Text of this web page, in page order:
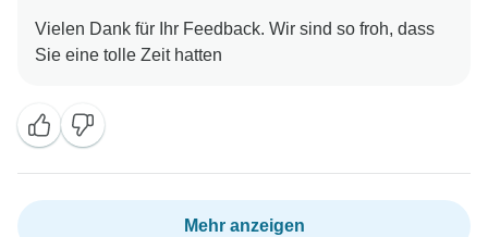
Vielen Dank für Ihr Feedback. Wir sind so froh, dass
Mehr anzeigen